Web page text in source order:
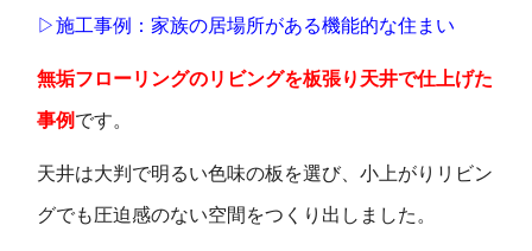
▷施工事例：家族の居場所がある機能的な住まい
無垢フローリングのリビングを板張り天井で仕上げた
事例 です。
天井は大判で明るい色味の板を選び、小上がりリビン
グでも圧迫感のない空間をつくり出しました。